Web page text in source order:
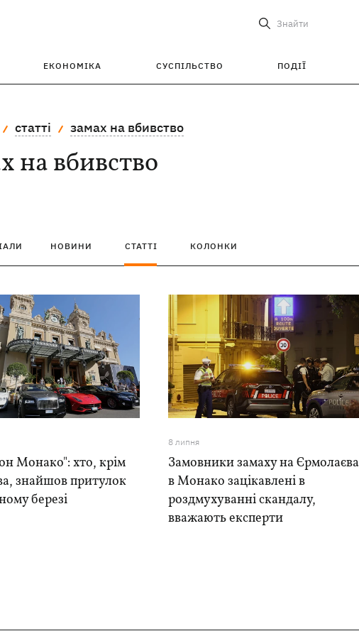
Знайти
ЕКОНОМІКА СУСПІЛЬСТВО ПОДІЇ
статті замах на вбивство
на вбивство
НОВИНИ СТАТТІ КОЛОНКИ
Монако": хто, крім
знайшов притулок
березі
8 липня
Замовники замаху на Єрмолаєва
в Монако зацікавлені в
роздмухуванні скандалу,
вважають експерти